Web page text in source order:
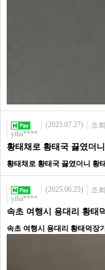
yiha****
(2025.07.27) 조
황태채로 황태국 끓였더
황태채로 황태국 끓였더니 황
yiha****
(2025.06.25) 조
속초 여행시 용대리 황태
속초 여행시 용대리 황태덕장